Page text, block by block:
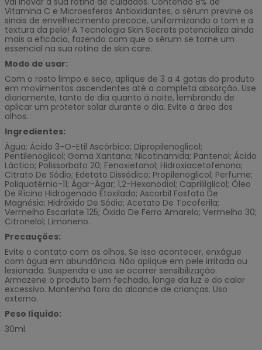
Vitamina C e Microesferas Antioxidantes, o sérum previne os
sinais de envelhecimento precoce, uniformizando o tom e a
textura da pele! A Tecnologia Skin Secrets potencializa ainda
mais a eficácia, fazendo com que o sérum se torne um
essencial na sua rotina de skin care.
Modo de usar:
Com o rosto limpo e seco, aplique de 3 a 4 gotas do produto
em movimentos ascendentes até a completa absorção. Use
diariamente, tanto de dia quanto à noite, lembrando de
aplicar um protetor solar durante o dia. Evite a área dos
olhos.
Ingredientes:
Água; Ácido 3-O-Etil Ascórbico; Dipropilenoglicol;
Pentilenoglicol; Goma Xantana; Nicotinamida; Pantenol; Ácido
Láctico; Polissorbato 20; Fenoxietanol; Hidroxiacetofenona;
Citrato De Sódio; Edetato Dissódico; Propilenoglicol; Perfume;
Poliquatérnio-11; Ágar-Ágar; 1,2-Hexanodiol; Caprililglicol; Óleo
De Rícino Hidrogenado Etoxilado; Ascorbil Fosfato De
Magnésio; Hidróxido De Sódio; Acetato De Tocoferila;
Vermelho Escarlate 125; Óxido De Ferro Amarelo; Vermelho 30;
Citronelol; Limoneno.
Precauções:
Evite o contato com os olhos. Se isso acontecer, enxágue
com água em abundância. Não aplique em pele irritada ou
lesionada. Suspenda o uso se ocorrer sensibilização.
Armazene o produto bem fechado, longe da luz e do calor
excessivo. Mantenha fora do alcance de crianças. Uso
externo.
Peso líquido:
30ml.